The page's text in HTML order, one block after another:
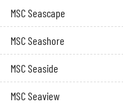
MSC Seascape
MSC Seashore
MSC Seaside
MSC Seaview